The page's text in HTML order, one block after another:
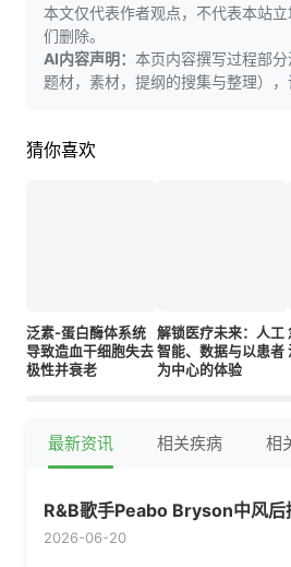
本文仅代表作者观点，不代表本站
们删除。
AI内容声明： 本页内容撰写过程部
题材，素材，提纲的搜集与整理），
猜你喜欢
泛素-蛋白酶体系统
导致造血干细胞失去
极性并衰老
解锁医疗未来：人工
智能、数据与以患者
为中心的体验
最新资讯 相关疾病 相
R&B歌手Peabo Bryson中风后
2026-06-20